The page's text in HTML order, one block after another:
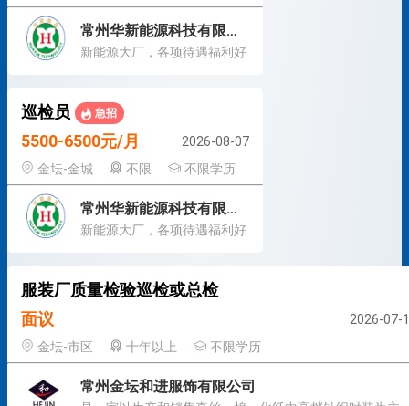
常州华新能源科技有限公司
新能源大厂，各项待遇福利好
巡检员 急招
5500-6500元/月
2026-08-07
金坛-金城
不限 不限学历
常州华新能源科技有限公司
新能源大厂，各项待遇福利好
服装厂质量检验巡检或总检
面议
2026-07-
金坛-市区
十年以上 不限学历
常州金坛和进服饰有限公司